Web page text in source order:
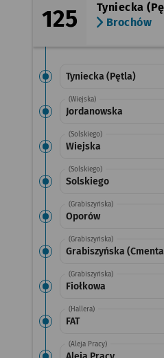
125
Tyniecka
Brochów
Tyniecka (Pętla)
(Wiejska)
Jordanowska
(Solskiego)
Wiejska
(Solskiego)
Solskiego
(Grabiszyńska)
Oporów
(Grabiszyńska)
Grabiszyńska
(Grabiszyńska)
Fiołkowa
(Hallera)
FAT
(Aleja Pracy)